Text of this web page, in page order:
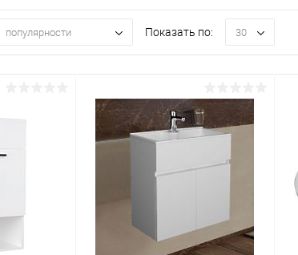
популярности Показать по: 30